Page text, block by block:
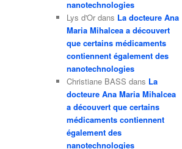
nanotechnologies
Lys d'Or dans La docteure Ana
Maria Mihalcea a découvert
que certains médicaments
contiennent également des
nanotechnologies
Christiane BASS dans La
docteure Ana Maria Mihalcea
a découvert que certains
médicaments contiennent
également des
nanotechnologies